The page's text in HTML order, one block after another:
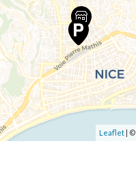
Leaflet | ©